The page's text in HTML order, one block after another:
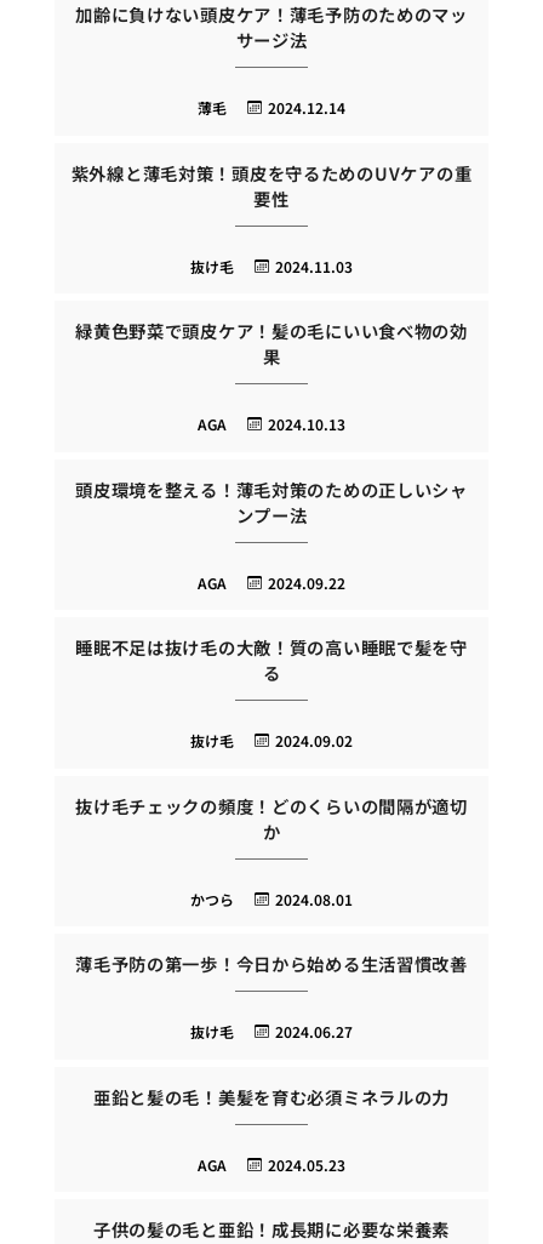
加齢に負けない頭皮ケア！薄毛予防のためのマッ
サージ法
2024.12.14
薄毛
紫外線と薄毛対策！頭皮を守るためのUVケアの重
要性
2024.11.03
抜け毛
緑黄色野菜で頭皮ケア！髪の毛にいい食べ物の効
果
2024.10.13
AGA
頭皮環境を整える！薄毛対策のための正しいシャ
ンプー法
2024.09.22
AGA
睡眠不足は抜け毛の大敵！質の高い睡眠で髪を守
る
2024.09.02
抜け毛
抜け毛チェックの頻度！どのくらいの間隔が適切
か
2024.08.01
かつら
薄毛予防の第一歩！今日から始める生活習慣改善
2024.06.27
抜け毛
亜鉛と髪の毛！美髪を育む必須ミネラルの力
2024.05.23
AGA
子供の髪の毛と亜鉛！成長期に必要な栄養素